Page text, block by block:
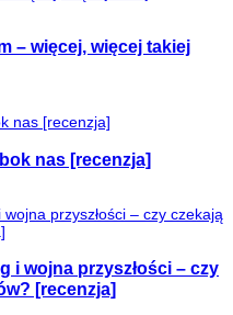
– więcej, więcej takiej
nas [recenzja]
i wojna przyszłości – czy
[recenzja]